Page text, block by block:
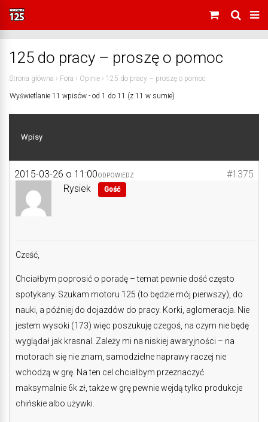
125 do pracy – proszę o pomoc
Strona główna › Fora › Opinie › 125 do pracy – proszę o pomoc
Wyświetlanie 11 wpisów - od 1 do 11 (z 11 w sumie)
Wpisy
2015-03-26 o 11:00 #1375
ODPOWIEDZ
Rysiek Gość
Cześć,
Chciałbym poprosić o poradę – temat pewnie dość często
spotykany. Szukam motoru 125 (to będzie mój pierwszy), do
nauki, a później do dojazdów do pracy. Korki, aglomeracja. Nie
jestem wysoki (173) więc poszukuję czegoś, na czym nie będę
wyglądał jak krasnal. Zależy mi na niskiej awaryjności – na
motorach się nie znam, samodzielne naprawy raczej nie
wchodzą w grę. Na ten cel chciałbym przeznaczyć
maksymalnie 6k zł, także w grę pewnie wejdą tylko produkcje
chińskie albo używki.